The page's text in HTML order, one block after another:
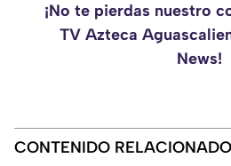
¡No te pierdas nuestro
TV Azteca
News!
CONTENIDO RELACIONADO